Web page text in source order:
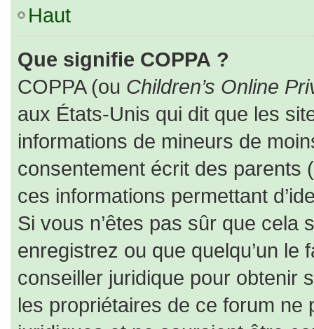
Haut
Que signifie COPPA ?
COPPA (ou Children’s Online
aux États-Unis qui dit que les
informations de mineurs de
consentement écrit des parents
ces informations permettant
Si vous n’êtes pas sûr que cela
enregistrez ou que quelqu’un
conseiller juridique pour obtenir
les propriétaires de ce forum